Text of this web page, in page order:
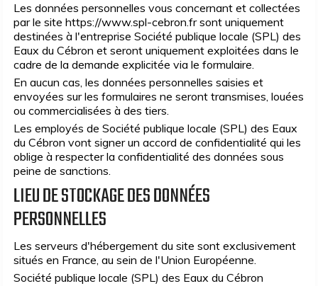
Les données personnelles vous concernant et collectées
par le site https://www.spl-cebron.fr sont uniquement
destinées à l'entreprise Société publique locale (SPL) des
Eaux du Cébron et seront uniquement exploitées dans le
cadre de la demande explicitée via le formulaire.
En aucun cas, les données personnelles saisies et
envoyées sur les formulaires ne seront transmises, louées
ou commercialisées à des tiers.
Les employés de Société publique locale (SPL) des Eaux
du Cébron vont signer un accord de confidentialité qui les
oblige à respecter la confidentialité des données sous
peine de sanctions.
LIEU DE STOCKAGE DES DONNÉES
PERSONNELLES
Les serveurs d'hébergement du site sont exclusivement
situés en France, au sein de l'Union Européenne.
Société publique locale (SPL) des Eaux du Cébron